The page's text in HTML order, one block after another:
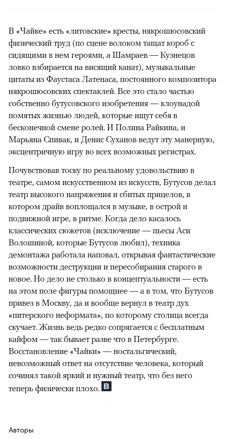
В «Чайке» есть «литовские» кресты, някрошюсовский
физический труд (по сцене волоком тащат короб с
сидящими в нем героями, а Шамраев — Кузнецов
ловко взбирается на висящий канат), музыкальные
цитаты из Фаустаса Латенаса, постоянного композитора
някрошюсовских спектаклей. Все это стало частью
собственно бутусовского изобретения — клоунадой
помятых жизнью людей, которые ищут себя в
бесконечной смене ролей. И Полина Райкина, и
Марьяна Спивак, и Денис Суханов ведут эту манерную,
эксцентричную игру во всех возможных регистрах.
Почувствовав тоску по реальному удовольствию в
театре, самом искусственном из искусств, Бутусов делал
театр высокого напряжения и сбитых прицелов, в
котором драйв воплощался в музыке, в острой и
подвижной игре, в ритме. Когда дело касалось
классических сюжетов (исключение — пьесы Аси
Волошиной, которые Бутусов любил), техника
демонтажа работала наповал, открывая фантастические
возможности деструкции и пересобирания старого в
новое. Но дело не столько в концептуальности — есть
на этом поле фигуры помощнее — а в том, что Бутусов
привез в Москву, да и вообще вернул в театр дух
«питерского неформата», по которому столица всегда
скучает. Жизнь ведь редко сопрягается с бесплатным
кайфом — так бывает разве что в Петербурге.
Восстановление «Чайки» — ностальгический,
невозможный ответ на отсутствие человека, который
сочинял такой яркий и нужный театр, что без него
теперь физически плохо.
Авторы